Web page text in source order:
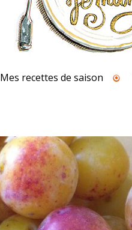
Mes recettes de saison